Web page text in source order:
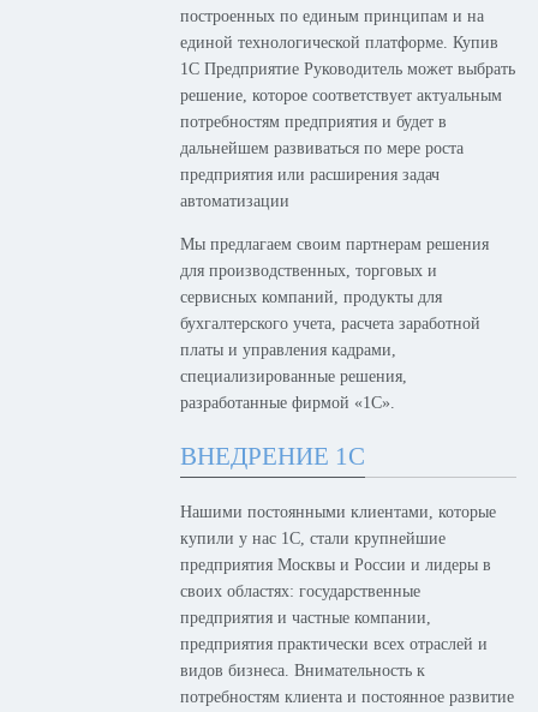
построенных по единым принципам и на
единой технологической платформе. Купив
1С Предприятие Руководитель может выбрать
решение, которое соответствует актуальным
потребностям предприятия и будет в
дальнейшем развиваться по мере роста
предприятия или расширения задач
автоматизации
Мы предлагаем своим партнерам решения
для производственных, торговых и
сервисных компаний, продукты для
бухгалтерского учета, расчета заработной
платы и управления кадрами,
специализированные решения,
разработанные фирмой «1С».
ВНЕДРЕНИЕ 1С
Нашими постоянными клиентами, которые
купили у нас 1С, стали крупнейшие
предприятия Москвы и России и лидеры в
своих областях: государственные
предприятия и частные компании,
предприятия практически всех отраслей и
видов бизнеса. Внимательность к
потребностям клиента и постоянное развитие